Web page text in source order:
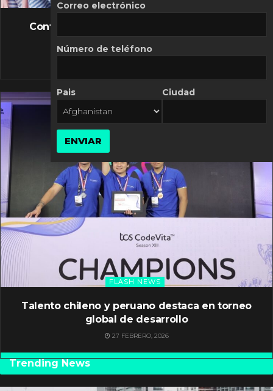
FLASH NEWS
Controversia de Mercado Libre por costos
10 MARZO, 2026
FLASH NEWS
Talento chileno y peruano destaca en torneo
global de desarrollo
27 FEBRERO, 2026
Trending News
Correo electrónico
Número de teléfono
Pais Ciudad
ENVIAR